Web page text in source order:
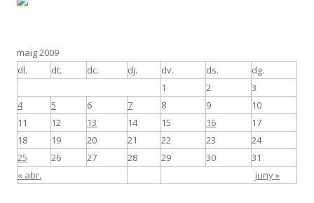
maig 2009
dl.
dt. dc. dj. dv. ds. dg.
« abr. juny »
1 2
3
4
5 6 7 8 9
10
11
12 13 14 15 16
17
18
19 20 21 22 23
24
25
26 27 28 29 30 31